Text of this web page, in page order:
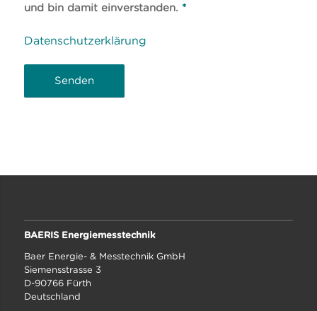
und bin damit einverstanden. *
Datenschutzerklärung
BAERIS Energiemesstechnik
Baer Energie- & Messtechnik GmbH
Siemensstrasse 3
D-90766 Fürth
Deutschland